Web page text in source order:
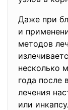
Даже при
и
методов
несколько
года после
лечения
или